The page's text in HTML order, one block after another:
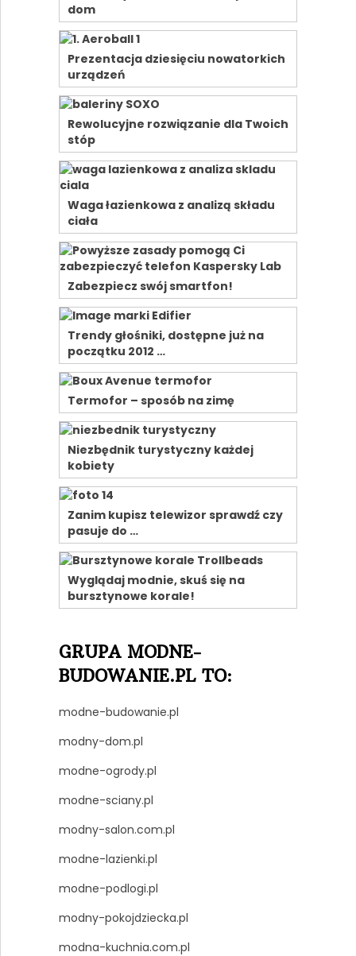
dom
Prezentacja dziesięciu nowatorkich
urządzeń
Rewolucyjne rozwiązanie dla Twoich
stóp
Waga łazienkowa z analizą składu
ciała
Zabezpiecz swój smartfon!
Trendy głośniki, dostępne już na
początku 2012 …
Termofor – sposób na zimę
Niezbędnik turystyczny każdej
kobiety
Zanim kupisz telewizor sprawdź czy
pasuje do …
Wyglądaj modnie, skuś się na
bursztynowe korale!
GRUPA MODNE-
BUDOWANIE.PL TO:
modne-budowanie.pl
modny-dom.pl
modne-ogrody.pl
modne-sciany.pl
modny-salon.com.pl
modne-lazienki.pl
modne-podlogi.pl
modny-pokojdziecka.pl
modna-kuchnia.com.pl